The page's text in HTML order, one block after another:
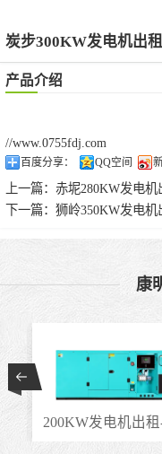
炭步300KW发电机出租
产品介绍
//www.0755fdj.com
百度分享： QQ空间
上一篇： 赤坭280KW发电机
下一篇： 狮岭350KW发电机
康
200KW发电机出租